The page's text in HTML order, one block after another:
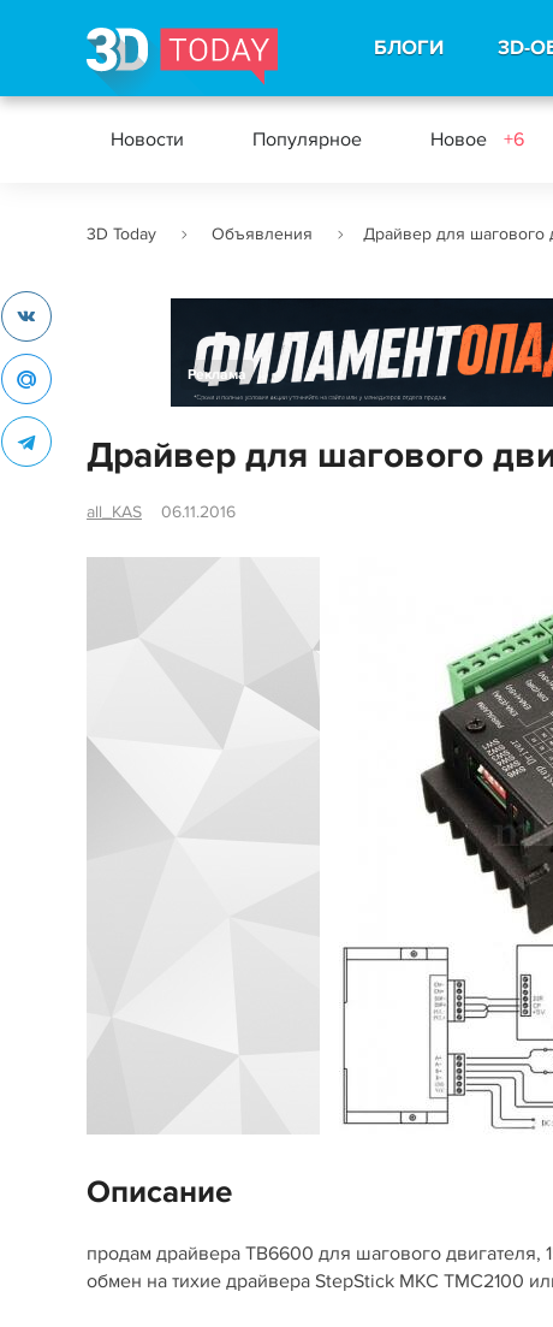
БЛОГИ 3D-
Новости Популярное Новое +6
3D Today Объявления Драйвер для шагового
Реклама
Драйвер для шагового
all_KAS 06.11.2016
Описание
продам драйвера TB6600 для шагового
обмен на тихие драйвера StepStick МКС TMC2100